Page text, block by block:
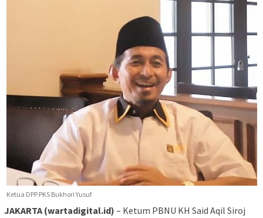
Ketua DPP PKS Bukhori Yusuf
JAKARTA (wartadigital.id) – Ketum PBNU KH Said Aqil Siroj